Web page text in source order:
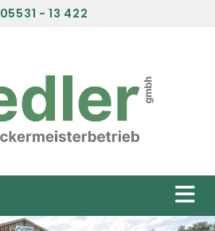
05531 - 13 422